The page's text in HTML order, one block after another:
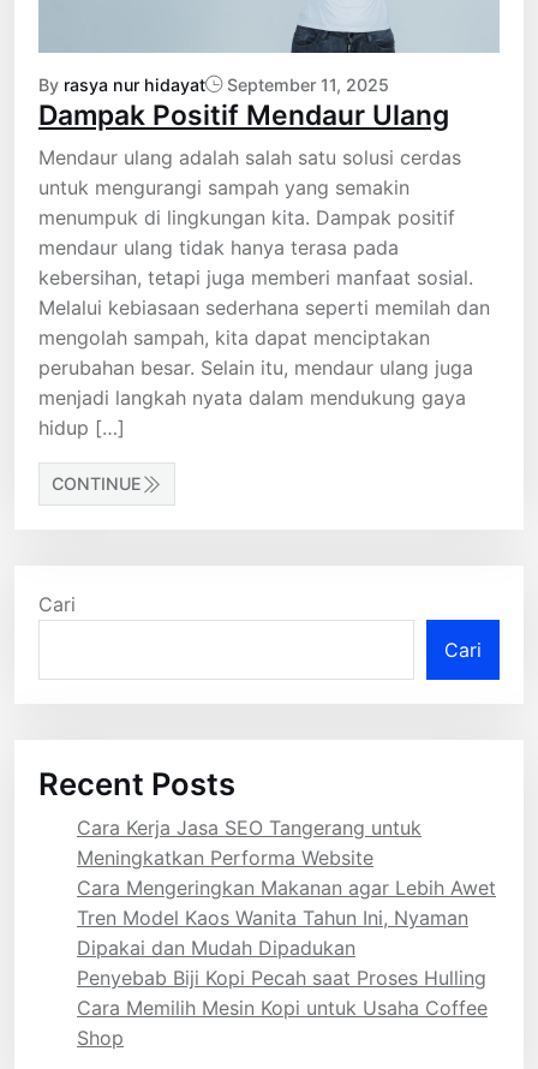
By rasya nur hidayat September 11, 2025
Dampak Positif Mendaur Ulang
Mendaur ulang adalah salah satu solusi cerdas
untuk mengurangi sampah yang semakin
menumpuk di lingkungan kita. Dampak positif
mendaur ulang tidak hanya terasa pada
kebersihan, tetapi juga memberi manfaat sosial.
Melalui kebiasaan sederhana seperti memilah dan
mengolah sampah, kita dapat menciptakan
perubahan besar. Selain itu, mendaur ulang juga
menjadi langkah nyata dalam mendukung gaya
hidup […]
CONTINUE
Cari
Cari
Recent Posts
Cara Kerja Jasa SEO Tangerang untuk
Meningkatkan Performa Website
Cara Mengeringkan Makanan agar Lebih Awet
Tren Model Kaos Wanita Tahun Ini, Nyaman
Dipakai dan Mudah Dipadukan
Penyebab Biji Kopi Pecah saat Proses Hulling
Cara Memilih Mesin Kopi untuk Usaha Coffee
Shop